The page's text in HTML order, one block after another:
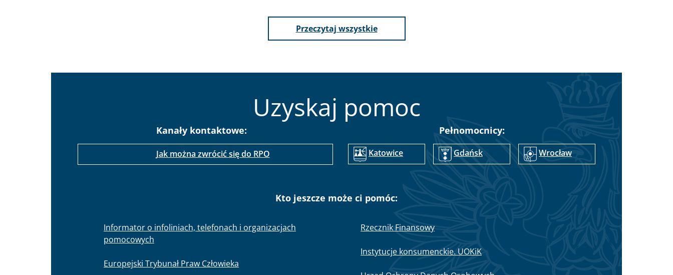
Przeczytaj wszystkieaktualności
Uzyskaj pomoc
Kanały kontaktowe:
Jak można zwrócić się do RPO
Pełnomocnicy:
Katowice Gdańsk Wrocław
Kto jeszcze może ci pomóc:
Informator o infoliniach, telefonach i organizacjach
pomocowych
Europejski Trybunał Praw Człowieka
Rzecznik Finansowy
Instytucje konsumenckie. UOKiK